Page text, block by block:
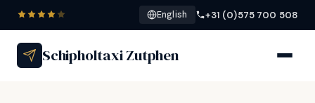
English +31 (0)575 700 508
Schipholtaxi Zutphen